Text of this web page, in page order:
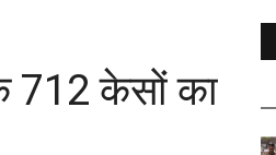
712 केसों का